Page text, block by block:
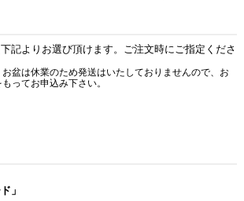
記よりお選び頂けます。ご注文時にご指定くださ
盆は休業のため発送はいたしておりませんので、お
ってお申込み下さい。
」